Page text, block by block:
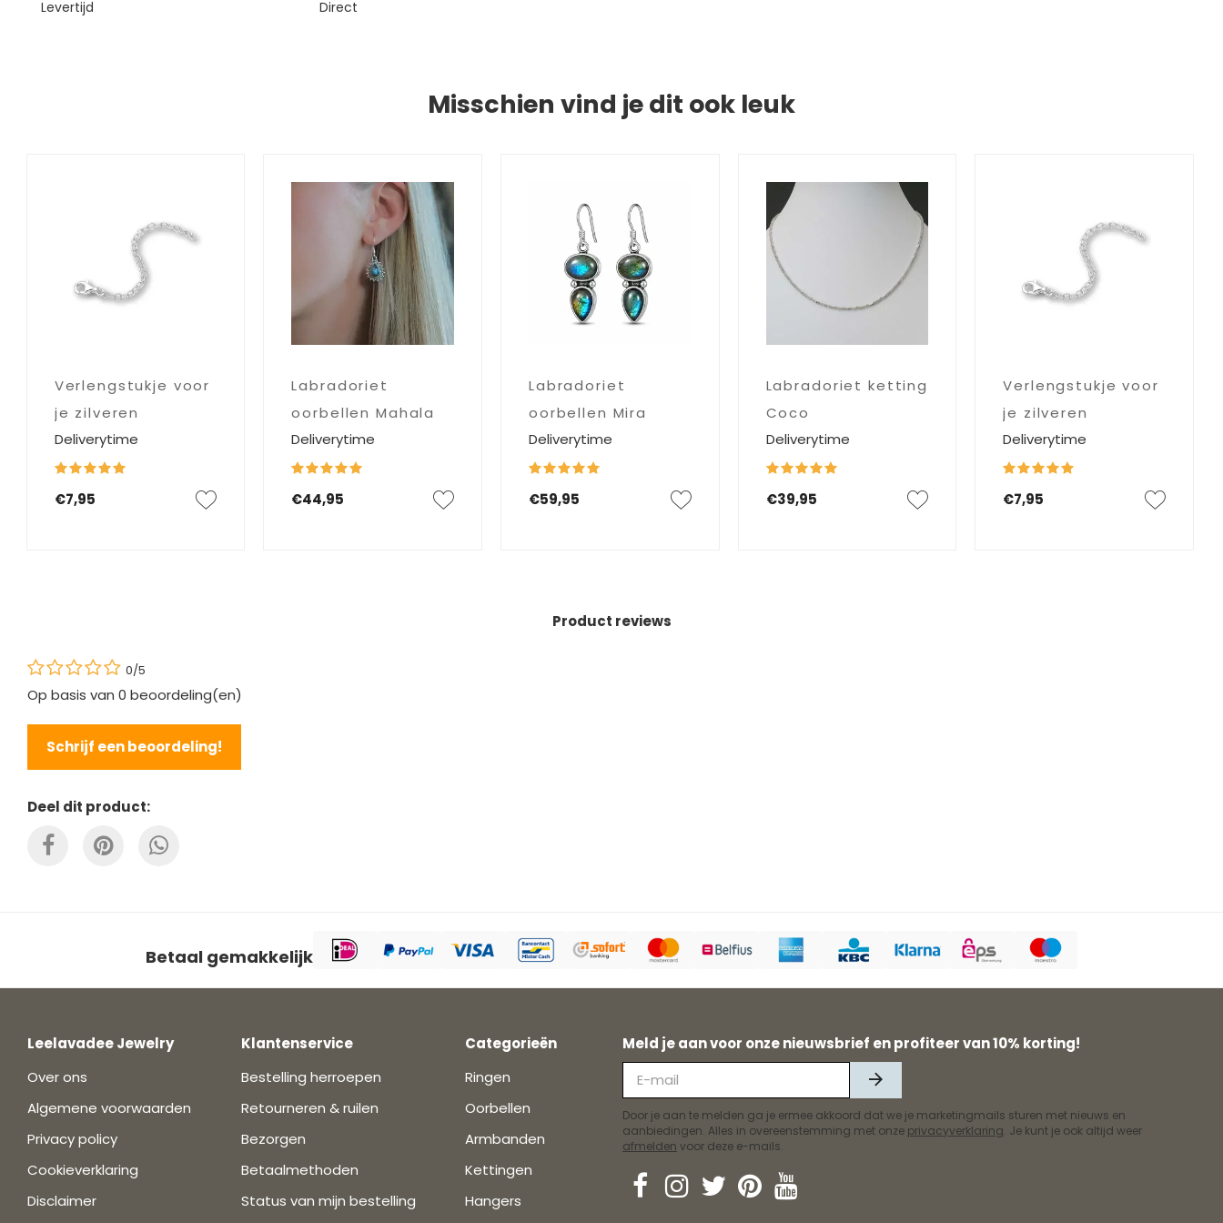
Levertijd Direct
Misschien vind je dit ook leuk
Verlengstukje voor
je zilveren
sieraden
Deliverytime
€7,95
Labradoriet
oorbellen Mahala
Deliverytime
€44,95
Labradoriet
oorbellen Mira
Deliverytime
€59,95
Labradoriet ketting
Coco
Deliverytime
€39,95
Verlengstukje voor
je zilveren
sieraden
Deliverytime
€7,95
Product reviews
0/5
Op basis van 0 beoordeling(en)
Schrijf een beoordeling!
Deel dit product:
Betaal gemakkelijk
Leelavadee Jewelry
Over ons
Algemene voorwaarden
Privacy policy
Cookieverklaring
Disclaimer
Klantenservice
Bestelling herroepen
Retourneren & ruilen
Bezorgen
Betaalmethoden
Status van mijn bestelling
Categorieën
Ringen
Oorbellen
Armbanden
Kettingen
Hangers
Meld je aan voor onze nieuwsbrief en profiteer van 10% korting!
Door je aan te melden ga je ermee akkoord dat we je marketingmails sturen met nieuws en
aanbiedingen. Alles in overeenstemming met onze privacyverklaring. Je kunt je ook altijd weer
afmelden voor deze e-mails.